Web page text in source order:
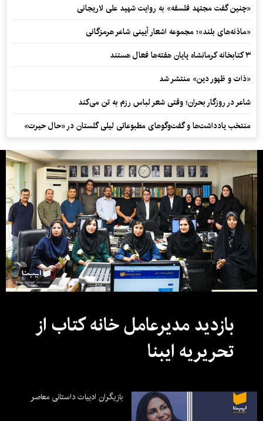
«چنین گفت مجتهد فلسفه» به روایت شهید علی لاریجانی
«ماذنه‌های بلند»؛ مجموعه اشعار آیینی شاعر هرمزگانی
۳ کتابخانه کرمانشاه پایان هفته‌ها فعال هستند
«ذات و ظهور دین» منتشر شد
شاعر در روزگار بحران؛ وقتی شعر لباس رزم به تن می‌کند
منتخب یادداشت‌ها و گفت‌وگوهای مطبوعاتی لیلی گلستان در «حال حیرت»
بازدید مدیرعامل خانه کتاب از
تحریریه ایبنا
بازیگران ادبیات داستانی معاصر